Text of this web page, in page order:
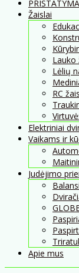
Žaislai
Lauko
Lėlių
RC
Elektriniai
Vaikams ir
Judėjimo
Apie mus